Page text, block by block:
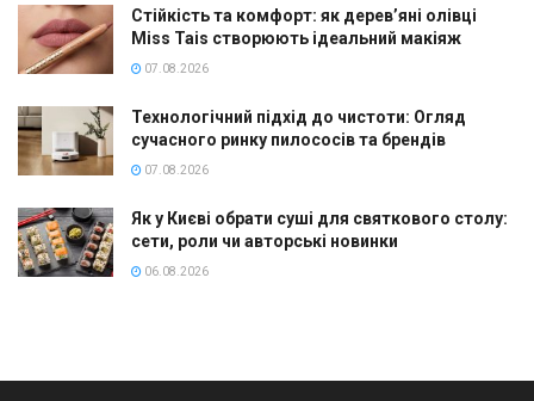
Стійкість та комфорт: як дерев’яні олівці
Miss Tais створюють ідеальний макіяж
07.08.2026
Технологічний підхід до чистоти: Огляд
сучасного ринку пилососів та брендів
07.08.2026
Як у Києві обрати суші для святкового столу:
сети, роли чи авторські новинки
06.08.2026